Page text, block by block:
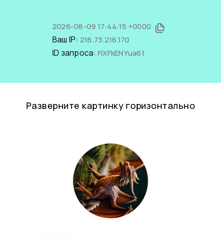
2026-08-09 17:44:15 +0000
Ваш IP: 216.73.216.170
ID запроса: FiXFkENYua61
Разверните картинку горизонтально